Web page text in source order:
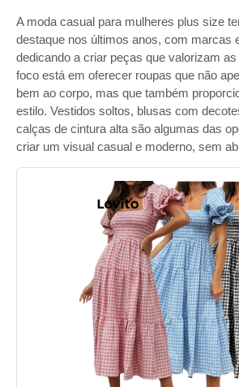
A moda casual para mulheres plus size
destaque nos últimos anos, com marcas
dedicando a criar peças que valorizam
foco está em oferecer roupas que não
bem ao corpo, mas que também
estilo. Vestidos soltos, blusas com
calças de cintura alta são algumas das
criar um visual casual e moderno, sem